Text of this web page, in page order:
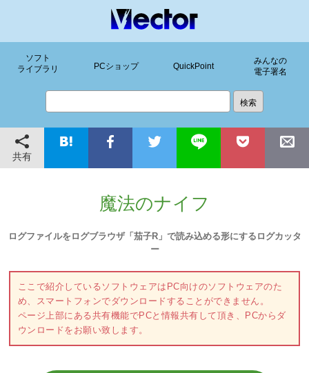
ソフト
ライブラリ
PCショップ QuickPoint
みんなの
電子署名
共有
魔法のナイフ
ログファイルをログブラウザ「茄子R」で読み込める形にするログカッタ
ー
ここで紹介しているソフトウェアはPC向けのソフトウェアのた
め、スマートフォンでダウンロードすることができません。
ページ上部にある共有機能でPCと情報共有して頂き、PCからダ
ウンロードをお願い致します。